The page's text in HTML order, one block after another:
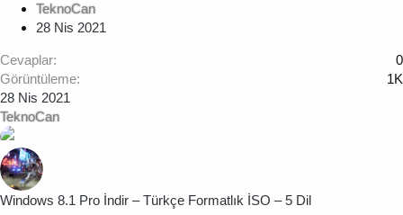
TeknoCan
28 Nis 2021
Cevaplar
0
Görüntüleme
1K
28 Nis 2021
TeknoCan
Windows 8.1 Pro İndir – Türkçe Formatlık İSO – 5 Dil